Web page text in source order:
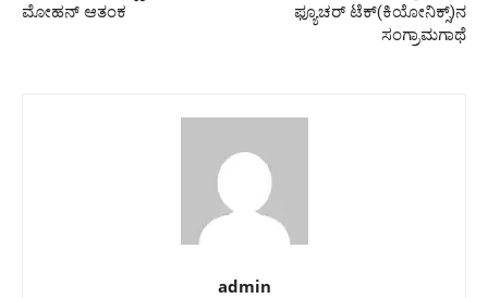
ಮೋಹನ್ ಆತಂಕ
ಫ್ಯೂಚರ್ ಟೆಕ್‌(ಕಿಯೋನಿಕ್ಸ್)ನ
ಸಂಗ್ರಾಮಗಾಥೆ
admin